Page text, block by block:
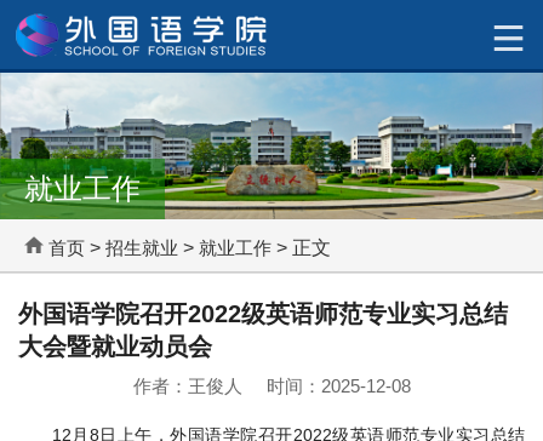
就业工作
首页 > 招生就业 > 就业工作 > 正文
外国语学院召开2022级英语师范专业实习总结
大会暨就业动员会
作者：王俊人 时间：2025-12-08
12月8日上午，外国语学院召开2022级英语师范专业实习总结